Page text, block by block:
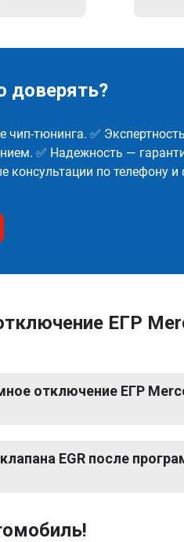
доверять?
чип-тюнинга. ✅
✅ Надежность —
консультации по телефону
ЕГР
отключение ЕГР
EGR после